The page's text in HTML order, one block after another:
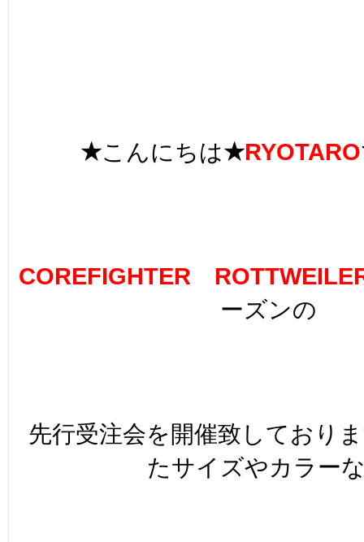
★こんにちは★RYOTARO
COREFIGHTER
ーズンの
先行受注会を開催致しており
たサイズやカラー